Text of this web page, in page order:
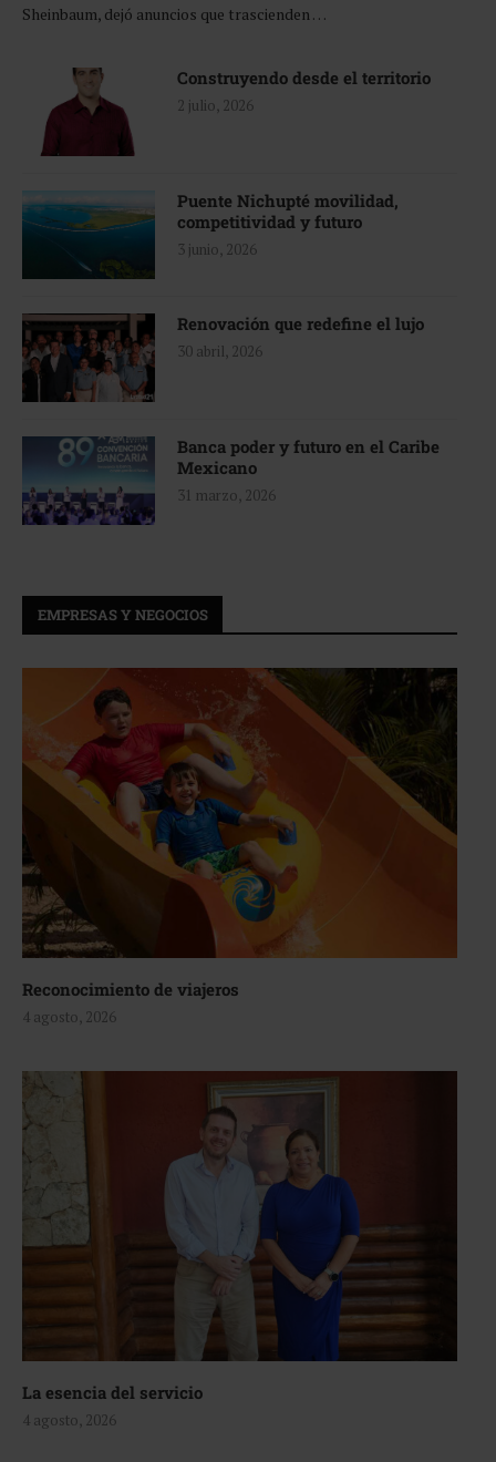
Sheinbaum, dejó anuncios que trascienden …
Construyendo desde el territorio
2 julio, 2026
Puente Nichupté movilidad,
competitividad y futuro
3 junio, 2026
Renovación que redefine el lujo
30 abril, 2026
Banca poder y futuro en el Caribe
Mexicano
31 marzo, 2026
EMPRESAS Y NEGOCIOS
Reconocimiento de viajeros
4 agosto, 2026
La esencia del servicio
4 agosto, 2026